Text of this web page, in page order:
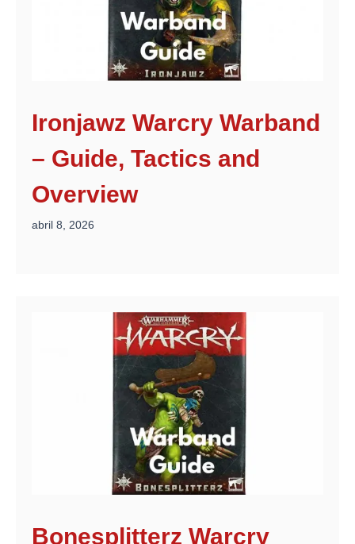
Ironjawz Warcry Warband
– Guide, Tactics and
Overview
abril 8, 2026
Bonesplitterz Warcry